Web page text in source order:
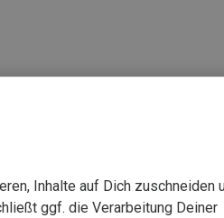
Inhalte auf Dich zuschneiden
ggf. die Verarbeitung Deiner